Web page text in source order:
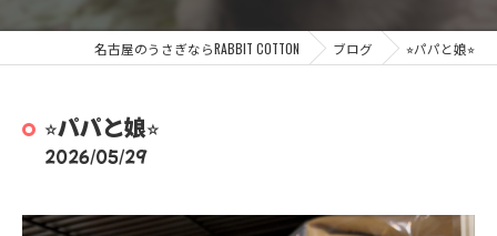
名古屋のうさぎならRABBIT COTTON ブログ ⭐︎パパと娘⭐︎
⭐︎パパと娘⭐︎
2026/05/29